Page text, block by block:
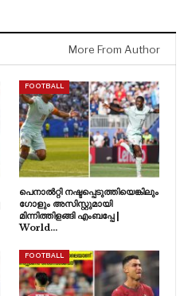
More From Author
FOOTBALL
പെനാൽറ്റി നഷ്ടപ്പെടുത്തിയെങ്കിലും
ഗോളും അസിസ്റ്റുമായി
മിന്നിത്തിളങ്ങി എംബപ്പേ |
World…
FOOTBALL